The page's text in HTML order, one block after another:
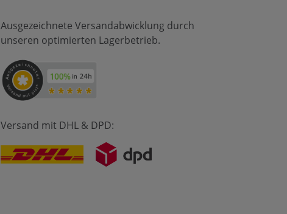
Ausgezeichnete Versandabwicklung durch
unseren optimierten Lagerbetrieb.
Versand mit DHL & DPD: